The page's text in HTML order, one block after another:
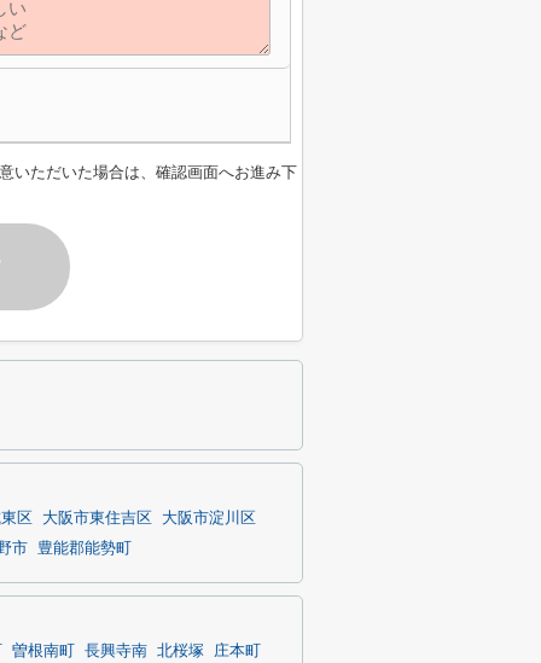
いただいた場合は、確認画面へお進み下
区 大阪市東住吉区
大阪市淀川区
市
豊能郡能勢町
曽根南町 長興寺南 北桜塚 庄本町